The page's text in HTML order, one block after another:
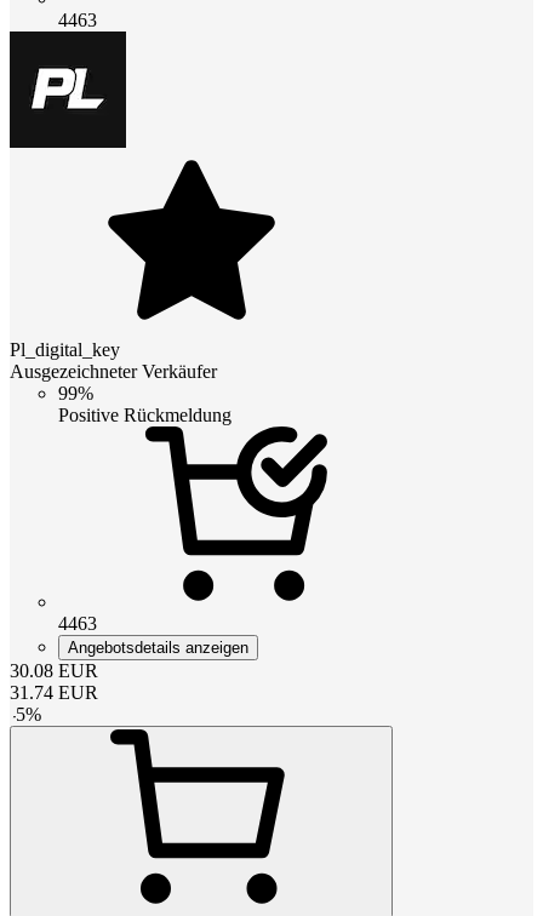
4463
Pl_digital_key
Ausgezeichneter Verkäufer
99%
Positive Rückmeldung
4463
Angebotsdetails anzeigen
30.08 EUR
31.74 EUR
-5%